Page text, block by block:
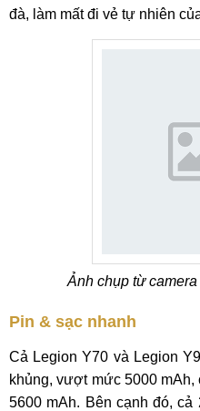
đà, làm mất đi vẻ tự nhiên
Ảnh chụp từ
Pin & sạc nhanh
Cả Legion Y70 và Legion
khủng, vượt mức 5000
5600 mAh. Bên cạnh đó,